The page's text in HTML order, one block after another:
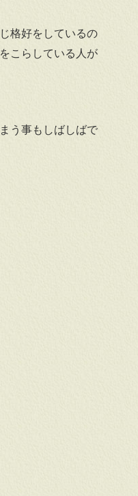
格好をしているの
こらしている人が
う事もしばしばで